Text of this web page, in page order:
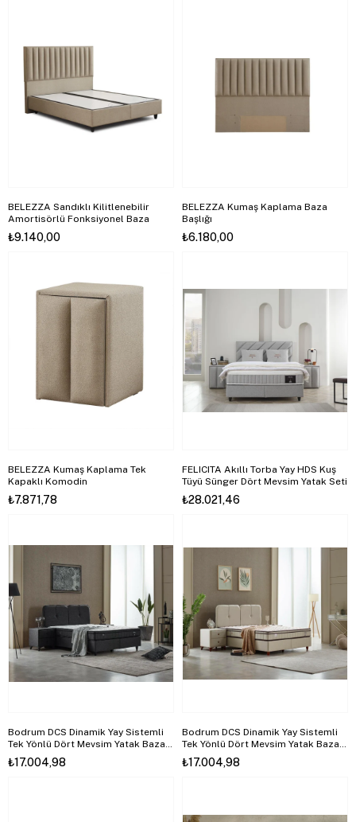
BELEZZA Sandıklı Kilitlenebilir
Amortisörlü Fonksiyonel Baza
₺9.140,00
BELEZZA Kumaş Kaplama Baza
Başlığı
₺6.180,00
BELEZZA Kumaş Kaplama Tek
Kapaklı Komodin
₺7.871,78
FELICITA Akıllı Torba Yay HDS Kuş
Tüyü Sünger Dört Mevsim Yatak Seti
₺28.021,46
Bodrum DCS Dinamik Yay Sistemli
Tek Yönlü Dört Mevsim Yatak Baza
Başlık Seti
₺17.004,98
Bodrum DCS Dinamik Yay Sistemli
Tek Yönlü Dört Mevsim Yatak Baza
Başlık Seti
₺17.004,98